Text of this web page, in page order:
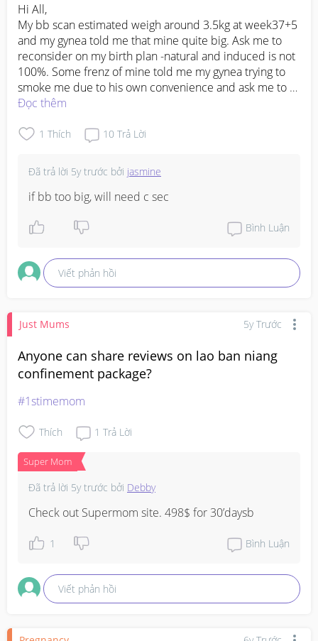
Hi All,
My bb scan estimated weigh around 3.5kg at week37+5
and my gynea told me that mine quite big. Ask me to
reconsider on my birth plan -natural and induced is not
100%. Some frenz of mine told me my gynea trying to
smoke me due to his own convenience and ask me to
induce. And the estimated weight alway less when bb
BUT i also seen cases like bb estimated wt 3.5kg and
Confuse me....😏should i go for induced or as my gynae
recommended?
Đọc thêm
1 Thích 10 Trả Lời
Đã trả lời 5y trước bởi jasmine
if bb too big, will need c sec
Bình Luận
Viết phản hồi
Just Mums 5y Trước
Anyone can share reviews on lao ban niang
confinement package?
#1stimemom
Thích 1 Trả Lời
Super Mom
Đã trả lời 5y trước bởi Debby
Check out Supermom site. 498$ for 30’daysb
1 Bình Luận
Viết phản hồi